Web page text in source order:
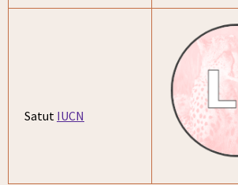
Satut IUCN